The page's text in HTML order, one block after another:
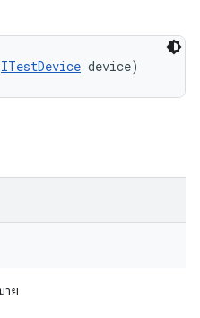
ITestDevice device)
าย